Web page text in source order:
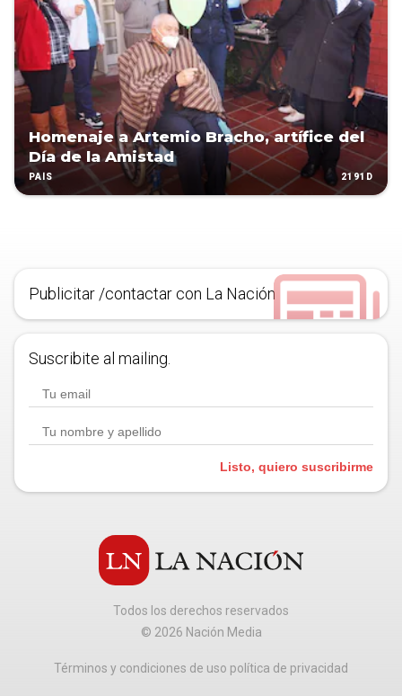
Homenaje a Artemio Bracho, artífice del
Día de la Amistad
PAÍS 2191D
Publicitar /contactar con La Nación
Suscribite al mailing.
Listo, quiero suscribirme
Todos los derechos reservados
© 2026 Nación Media
Términos y condiciones de uso política de privacidad